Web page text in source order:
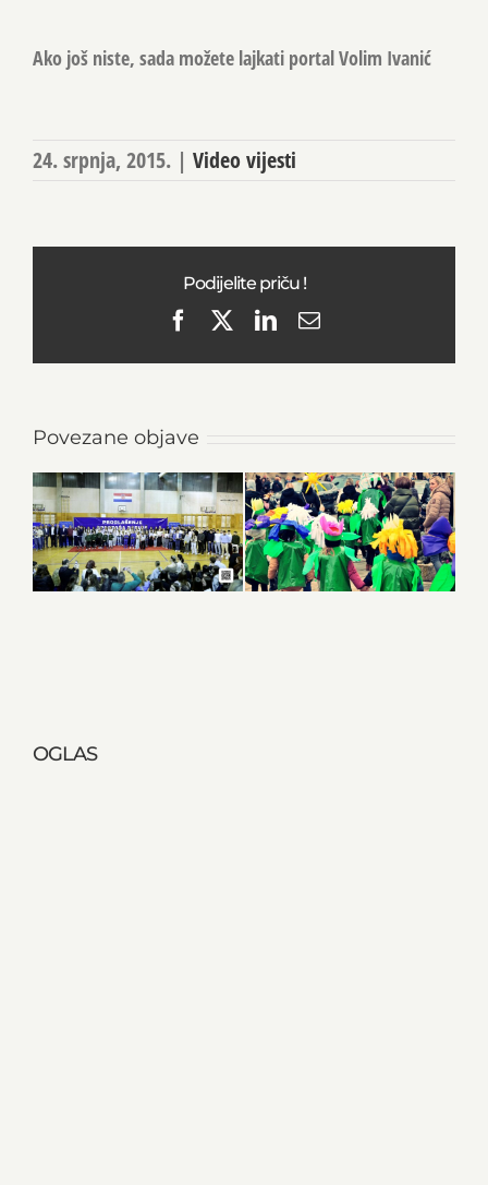
Ako još niste, sada možete lajkati portal Volim Ivanić
24. srpnja, 2015. | Video vijesti
Podijelite priču !
FacebookLinkedIn
Email
Povezane objave
OGLAS